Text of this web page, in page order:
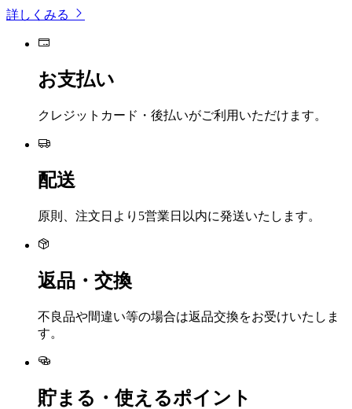
詳しくみる
お支払い
クレジットカード・後払いがご利用いただけます。
配送
原則、注文日より5営業日以内に発送いたします。
返品・交換
不良品や間違い等の場合は返品交換をお受けいたしま
す。
貯まる・使えるポイント